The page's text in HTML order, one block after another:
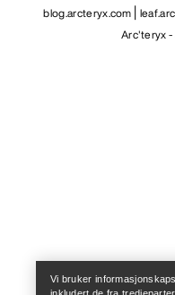
blog.arcteryx.com
Arc'teryx -
Vi bruker